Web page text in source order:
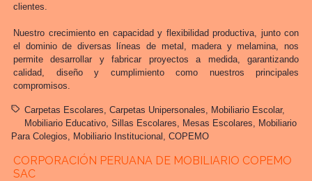
clientes.
Nuestro crecimiento en capacidad y flexibilidad productiva, junto con
el dominio de diversas líneas de metal, madera y melamina, nos
permite desarrollar y fabricar proyectos a medida, garantizando
calidad, diseño y cumplimiento como nuestros principales
compromisos.
Carpetas Escolares Carpetas Unipersonales
Mobiliario Escolar
Mobiliario Educativo Sillas Escolares Mesas Escolares
Mobiliario
Para Colegios
Mobiliario Institucional COPEMO
CORPORACIÓN PERUANA DE MOBILIARIO COPEMO
SAC